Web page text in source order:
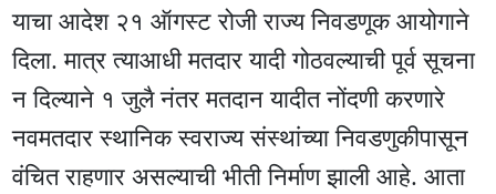
याचा आदेश २१ ऑगस्ट रोजी राज्य निवडणूक आयोगाने
दिला. मात्र त्याआधी मतदार यादी गोठवल्याची पूर्व सूचना
न दिल्याने १ जुलै नंतर मतदान यादीत नोंदणी करणारे
नवमतदार स्थानिक स्वराज्य संस्थांच्या निवडणुकीपासून
वंचित राहणार असल्याची भीती निर्माण झाली आहे. आता